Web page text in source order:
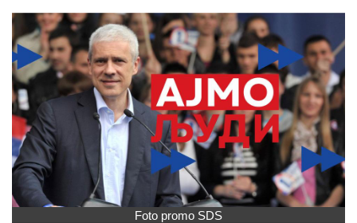
Foto promo SDS